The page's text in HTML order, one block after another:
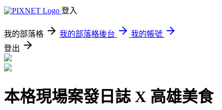
登入
我的部落格 我的部落格後台
我的帳號
登出
本格現場案發日誌 X 高雄美食